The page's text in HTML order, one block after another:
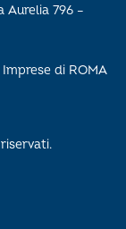
Aurelia 796 –
di ROMA